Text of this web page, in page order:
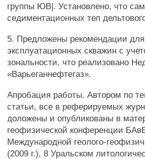
группы ЮВ|. Установлено, что
седиментационных тел
5. Предложены рекомендации
эксплуатационных скважин с
зональности, что реализовано
«Варьеганнефтегаз».
Апробация работы. Автором по
статьи, все в реферируемых
доложены и опубликованы в
геофизической конференции
Международной геолого-
(2009 г.), 8 Уральском